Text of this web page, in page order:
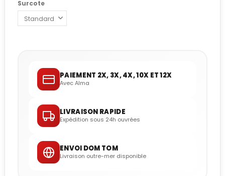
Surcote
PAIEMENT 2X, 3X, 4X, 10X ET 12X
Avec Alma
LIVRAISON RAPIDE
Expédition sous 24h ouvrées
ENVOI DOM TOM
Livraison outre-mer disponible